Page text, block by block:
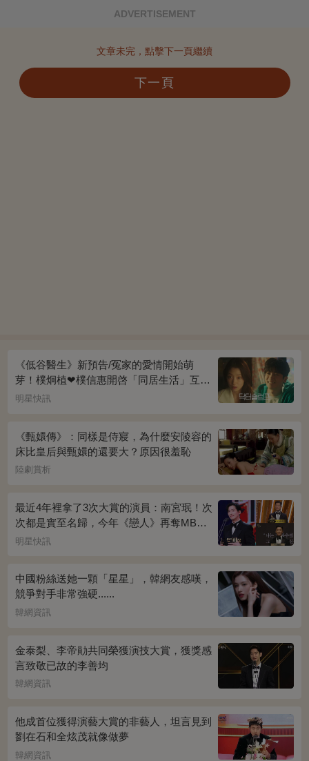
ADVERTISEMENT
文章未完，點擊下一頁繼續
下一頁
《低谷醫生》新預告/冤家的愛情開始萌
芽！樸炯植❤樸信惠開啓「同居生活」互相
共鳴、安慰~
明星快訊
《甄嬛傳》：同樣是侍寢，為什麼安陵容的
床比皇后與甄嬛的還要大？原因很羞恥
陸劇賞析
最近4年裡拿了3次大賞的演員：南宮珉！次
次都是實至名歸，今年《戀人》再奪MBC
演技大賞
明星快訊
中國粉絲送她一顆「星星」，韓網友感嘆，
競爭對手非常強硬......
韓網資訊
金泰梨、李帝勛共同榮獲演技大賞，獲獎感
言致敬已故的李善均
韓網資訊
他成首位獲得演藝大賞的非藝人，坦言見到
劉在石和全炫茂就像做夢
韓網資訊